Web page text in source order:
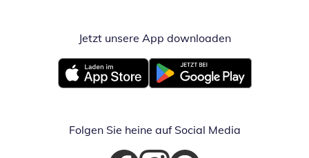
Jetzt unsere App downloadenÖffnet in
Öffnet in neuem FensterÖffnet in neuem Fenster
Folgen Sie heine auf Social Media